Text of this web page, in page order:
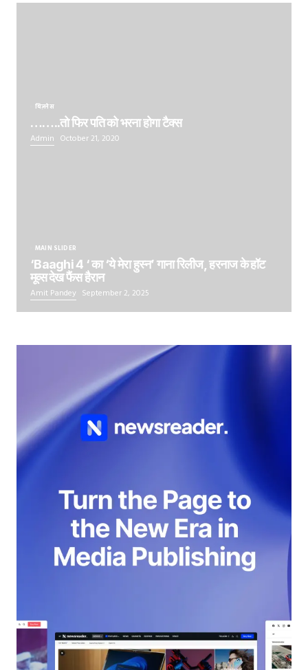
बिज़नेस
……..तो फिर पति को भरना होगा टैक्स
Admin October 21, 2020
MAIN SLIDER
‘Baaghi 4 ‘ का ‘ये मेरा हुस्न’ गाना रिलीज, हरनाज के हॉट
मूव्स देख फैंस हैरान
Amit Pandey September 2, 2025